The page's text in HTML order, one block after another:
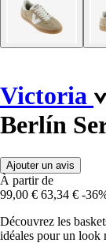
Victoria
Berlín
Ajouter un avis
À partir de
99,00 € 63,34 € -
Découvrez les
idéales pour un look